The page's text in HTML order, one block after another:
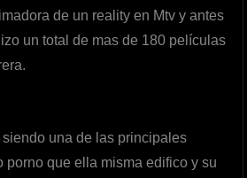
de un reality en Mtv y antes
un total de mas de 180 películas
una de las principales
porno que ella misma edifico y su